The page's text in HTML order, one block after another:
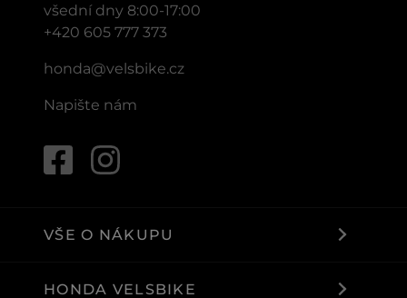
všední dny 8:00-17:00
+420 605 777 373
honda@velsbike.cz
Napište nám
VŠE O NÁKUPU
HONDA VELSBIKE